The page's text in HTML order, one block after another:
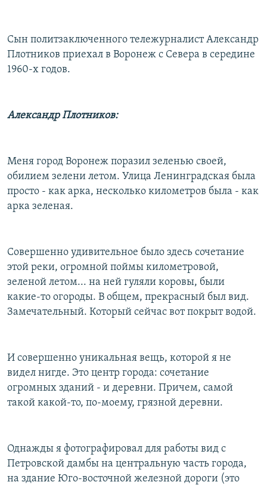
Сын политзаключенного тележурналист Александр
Плотников приехал в Воронеж с Севера в середине
1960-х годов.
Александр Плотников:
Меня город Воронеж поразил зеленью своей,
обилием зелени летом. Улица Ленинградская была
просто - как арка, несколько километров была - как
арка зеленая.
Совершенно удивительное было здесь сочетание
этой реки, огромной поймы километровой,
зеленой летом... на ней гуляли коровы, были
какие-то огороды. В общем, прекрасный был вид.
Замечательный. Который сейчас вот покрыт водой.
И совершенно уникальная вещь, которой я не
видел нигде. Это центр города: сочетание
огромных зданий - и деревни. Причем, самой
такой какой-то, по-моему, грязной деревни.
Однажды я фотографировал для работы вид с
Петровской дамбы на центральную часть города,
на здание Юго-восточной железной дороги (это